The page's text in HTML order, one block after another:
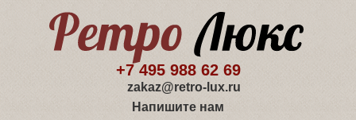
+7 495 988 62 69
zakaz@retro-lux.ru
Напишите нам